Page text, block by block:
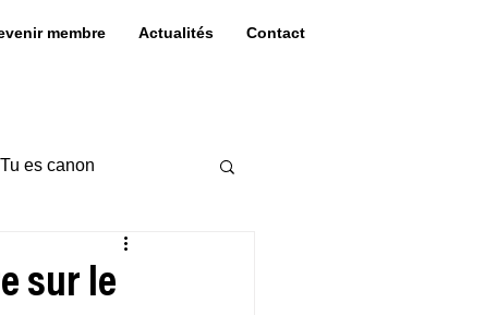
membre Actualités Contact
Tu es canon
sur le